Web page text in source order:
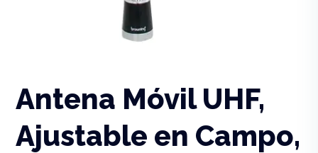
Antena Móvil UHF,
Ajustable en Campo,